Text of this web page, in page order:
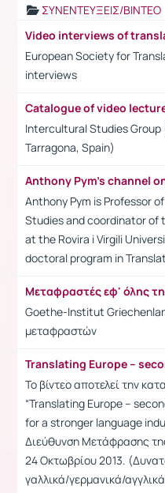
ΣΥΝΕΝΤΕΥΞΕΙΣ/ΒΙΝΤΕΟ
Video interviews of
European Society for
interviews
Intercultural Studies Group
Tarragona, Spain)
Anthony Pym's channel
Anthony Pym is Professor
Studies and coordinator of
at the Rovira i Virgili
doctoral program in
Μεταφραστές εφ' όλης
Goethe-Institut
μεταφραστών
Το βίντεο αποτελεί την
“Translating Europe –
for a stronger language
Διεύθυνση Μετάφρασης
24 Οκτωβρίου 2013.
γαλλικά/γερμανικά/